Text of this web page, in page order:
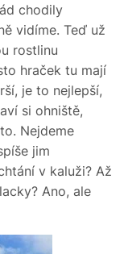
chodily
vidíme. Teď už
rostlinu
hraček tu mají
je to nejlepší,
si ohniště,
Nejdeme
jim
v kaluži? Až
Ano, ale